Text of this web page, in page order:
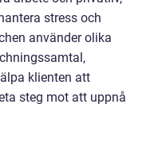
stress och
använder olika
klienten att
steg mot att uppnå